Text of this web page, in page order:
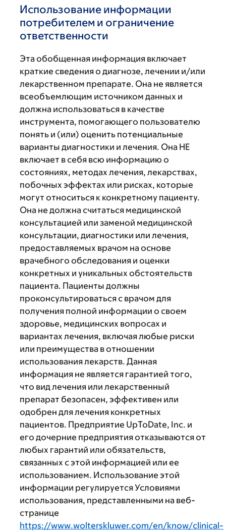
Использование информации
потребителем и ограничение
ответственности
Эта обобщенная информация включает
краткие сведения о диагнозе, лечении и/или
лекарственном препарате. Она не является
всеобъемлющим источником данных и
должна использоваться в качестве
инструмента, помогающего пользователю
понять и (или) оценить потенциальные
варианты диагностики и лечения. Она НЕ
включает в себя всю информацию о
состояниях, методах лечения, лекарствах,
побочных эффектах или рисках, которые
могут относиться к конкретному пациенту.
Она не должна считаться медицинской
консультацией или заменой медицинской
консультации, диагностики или лечения,
предоставляемых врачом на основе
врачебного обследования и оценки
конкретных и уникальных обстоятельств
пациента. Пациенты должны
проконсультироваться с врачом для
получения полной информации о своем
здоровье, медицинских вопросах и
вариантах лечения, включая любые риски
или преимущества в отношении
использования лекарств. Данная
информация не является гарантией того,
что вид лечения или лекарственный
препарат безопасен, эффективен или
одобрен для лечения конкретных
пациентов. Предприятие UpToDate, Inc. и
его дочерние предприятия отказываются от
любых гарантий или обязательств,
связанных с этой информацией или ее
использованием. Использование этой
информации регулируется Условиями
использования, представленными на веб-
странице
https://www.wolterskluwer.com/en/know/clinical-